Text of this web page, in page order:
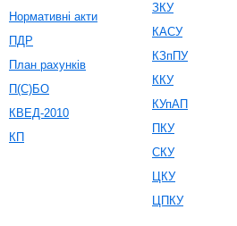
Нормативні акти
ПДР
План рахунків
П(С)БО
КВЕД-2010
КП
ЗКУ
КАСУ
КЗпПУ
ККУ
КУпАП
ПКУ
СКУ
ЦКУ
ЦПКУ